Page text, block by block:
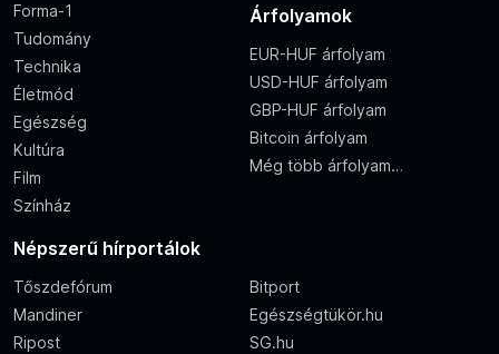
Forma-1
Tudomány
Technika
Életmód
Egészség
Kultúra
Film
Színház
Árfolyamok
EUR-HUF árfolyam
USD-HUF árfolyam
GBP-HUF árfolyam
Bitcoin árfolyam
Még több árfolyam…
Népszerű hírportálok
Tőszdefórum
Bitport
Mandiner
Egészségtükör.hu
Ripost
SG.hu